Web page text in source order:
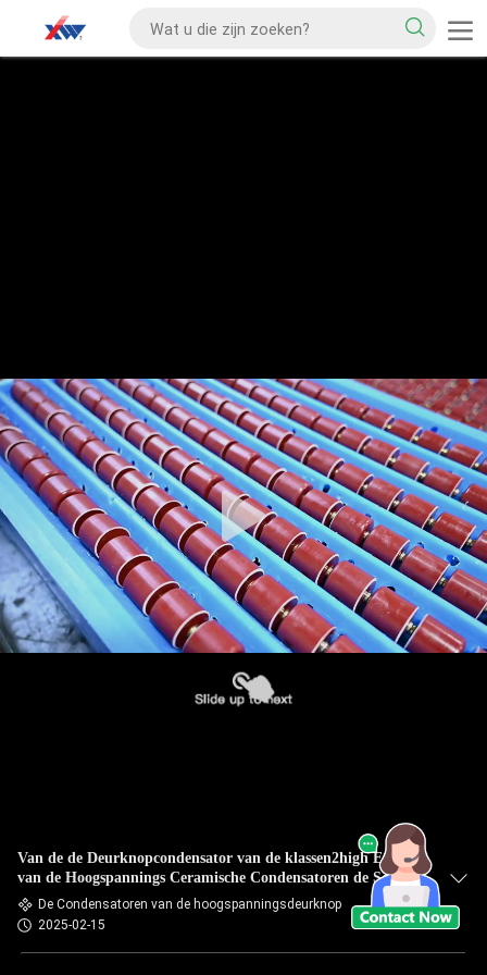
Van de de Deurknopcondensator van de klassen2high Energie
van de Hoogspannings Ceramische Condensatoren de Schroef
Eindsteun
De Condensatoren van de hoogspanningsdeurknop
2025-02-15